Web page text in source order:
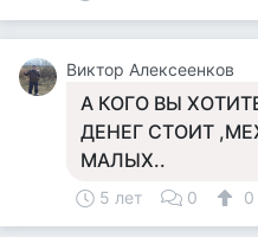
Виктор Алексеенков
А КОГО ВЫ
ДЕНЕГ СТОИТ
МАЛЫХ..
5 лет 0 0